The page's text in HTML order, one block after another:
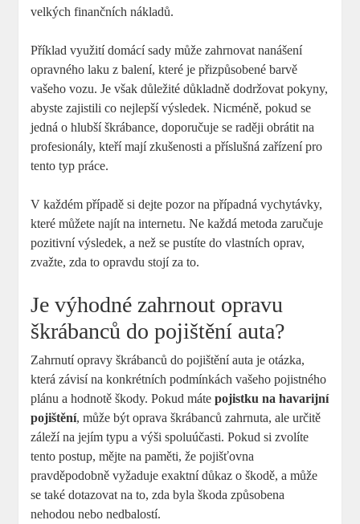
velkých finančních nákladů.
Příklad využití domácí sady může zahrnovat nanášení
opravného laku z balení, které je přizpůsobené barvě
vašeho vozu. Je však důležité důkladně dodržovat pokyny,
abyste zajistili co nejlepší výsledek. Nicméně, pokud se
jedná o hlubší škrábance, doporučuje se raději obrátit na
profesionály, kteří mají zkušenosti a příslušná zařízení pro
tento typ práce.
V každém případě si dejte pozor na případná vychytávky,
které můžete najít na internetu. Ne každá metoda zaručuje
pozitivní výsledek, a než se pustíte do vlastních oprav,
zvažte, zda to opravdu stojí za to.
Je výhodné zahrnout opravu
škrábanců do pojištění auta?
Zahrnutí opravy škrábanců do pojištění auta je otázka,
která závisí na konkrétních podmínkách vašeho pojistného
plánu a hodnotě škody. Pokud mátepojistku na havarijní
pojištění, může být oprava škrábanců zahrnuta, ale určitě
záleží na jejím typu a výši spoluúčasti. Pokud si zvolíte
tento postup, mějte na paměti, že pojišťovna
pravděpodobně vyžaduje exaktní důkaz o škodě, a může
se také dotazovat na to, zda byla škoda způsobena
nehodou nebo nedbalostí.